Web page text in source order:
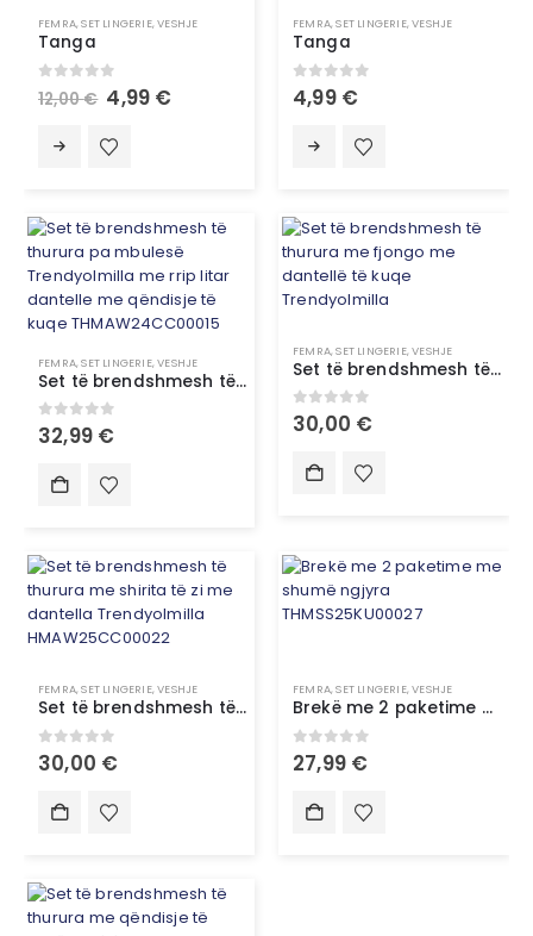
FEMRA,SET LINGERIE,VESHJE
Tanga
out of 5
12,00€ 4,99 €
FEMRA,SET LINGERIE,VESHJE
Tanga
0out of 5
4,99 €
FEMRA,SET LINGERIE,VESHJE
Set të brendshmesh të thurura pa mbulesë Trendyolmilla me rrip litar dantelle me qëndisje të kuqe THMAW24CC00015
0out of 5
32,99 €
FEMRA,SET LINGERIE,VESHJE
Set të brendshmesh të thurura me fjongo me dantellë të kuqe Trendyolmilla
0out of 5
30,00 €
FEMRA,SET LINGERIE,VESHJE
Set të brendshmesh të thurura me shirita të zi me dantella Trendyolmilla HMAW25CC00022
0out of 5
30,00 €
FEMRA,SET LINGERIE,VESHJE
Brekë me 2 paketime me shumë ngjyra THMSS25KU00027
0out of 5
27,99 €